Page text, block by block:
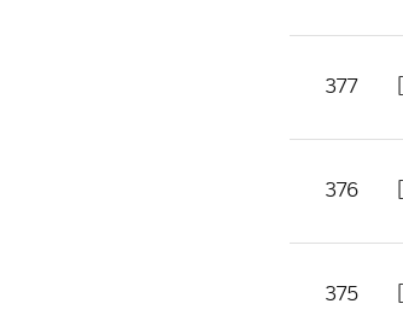
수)
377
376
375